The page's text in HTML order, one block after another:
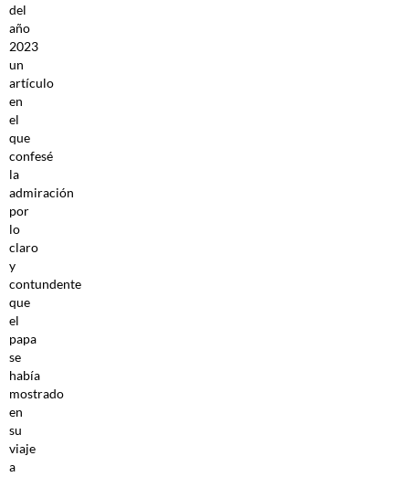
del
año
2023
un
artículo
en
el
que
confesé
la
admiración
por
lo
claro
y
contundente
que
el
papa
se
había
mostrado
en
su
viaje
a